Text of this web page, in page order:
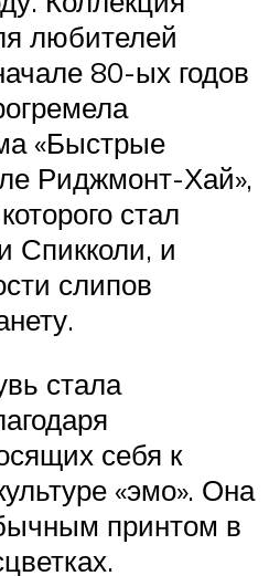
любителей
80-ых годов
«Быстрые
Риджмонт-Хай»,
стал
Спикколи, и
слипов
стала
себя к
«эмо». Она
принтом в